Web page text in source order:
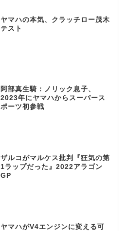
ヤマハの本気、クラッチロー茂木
テスト
阿部真生騎：ノリック息子、
2023年にヤマハからスーパース
ポーツ初参戦
ザルコがマルケス批判『狂気の第
1ラップだった』2022アラゴン
GP
ヤマハがV4エンジンに変える可